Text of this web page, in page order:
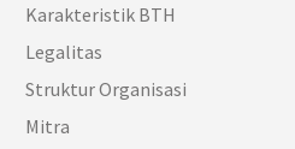
Karakteristik BTH
Legalitas
Struktur Organisasi
Mitra